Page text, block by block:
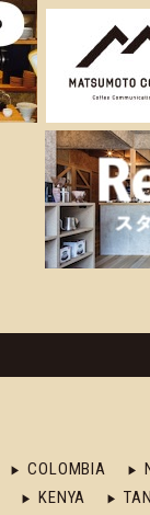
COLOMBIA
KENYA